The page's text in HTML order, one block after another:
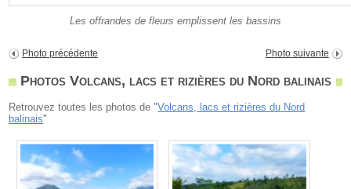
Les offrandes de fleurs emplissent les bassins
Photo précédente Photo suivante
Photos Volcans, lacs et rizières du Nord balinais
Retrouvez toutes les photos de "Volcans, lacs et rizières du Nord
balinais"